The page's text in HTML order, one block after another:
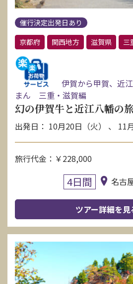
催行決定出発日あり
京都府
関西地方 滋賀県 三
伊賀から甲賀、近
まん 三重・滋賀編
幻の伊賀牛と近江八幡の
出発日： 10月20日（火） 、 11
旅行代金：￥228,000
4日間 名古
ツアー詳細を見